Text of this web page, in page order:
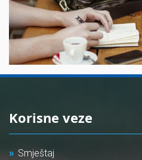
Korisne veze
Smještaj